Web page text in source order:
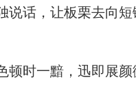
话，让板栗去向短
时一黯，迅即展颜